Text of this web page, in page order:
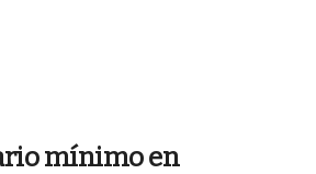
mínimo en